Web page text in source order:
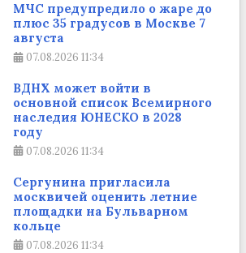
МЧС предупредило о жаре до
плюс 35 градусов в Москве 7
августа
07.08.2026 11:34
ВДНХ может войти в
основной список Всемирного
наследия ЮНЕСКО в 2028
году
07.08.2026 11:34
Сергунина пригласила
москвичей оценить летние
площадки на Бульварном
кольце
07.08.2026 11:34